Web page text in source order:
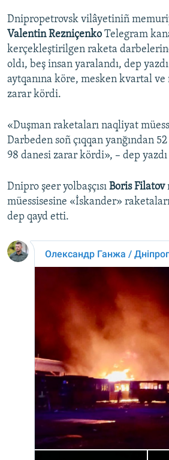
Dnipropetrovsk vilâyetiniñ
Valentin Rezniçenko Telegram
kerçekleştirilgen raketa
oldı, beş insan yaralandı, dep
aytqanına köre, mesken kvartal ve
zarar kördi.
«Duşman raketaları naqliyat
Darbeden soñ çıqqan yanğından
98 danesi zarar kördi», – dep
Dnipro şeer yolbaşçısı Boris Filatov
müessisesine «İskander»
dep qayd etti.